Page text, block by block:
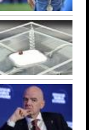
7 نصائح
الأسود